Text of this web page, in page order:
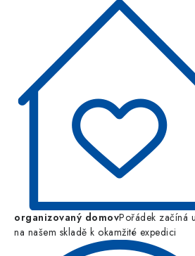
organizovaný domovPořádek začíná
na našem skladě k okamžité expedici